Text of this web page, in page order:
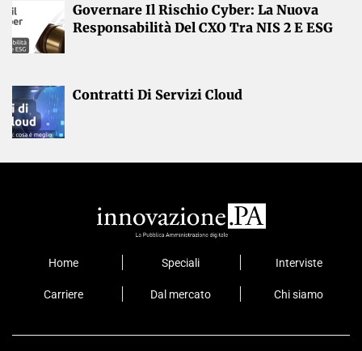
Governare Il Rischio Cyber: La Nuova
Responsabilità Del CXO Tra NIS 2 E ESG
Contratti Di Servizi Cloud
Home Speciali Interviste
Carriere Dal mercato Chi siamo